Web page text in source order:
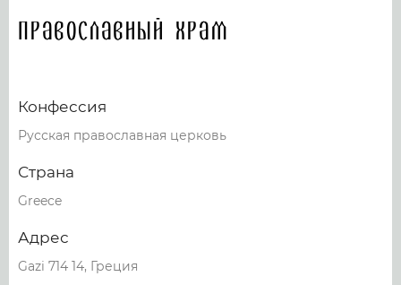
Православный храм
Конфессия
Русская православная церковь
Страна
Greece
Адрес
Gazi 714 14, Греция